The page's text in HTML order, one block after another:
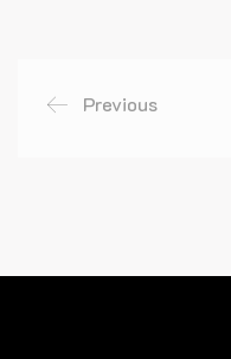
Previous